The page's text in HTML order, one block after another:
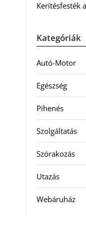
Kerítésfesték
Kategóriák
Autó-Motor
Egészség
Pihenés
Szolgáltatás
Szórakozás
Utazás
Webáruház